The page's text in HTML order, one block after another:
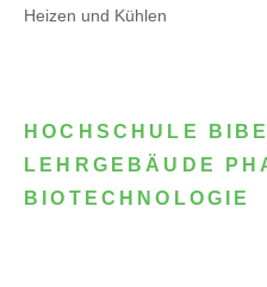
Heizen und Kühlen
HOCHSCHULE
LEHRGEBÄUDE
BIOTECHNOLOGIE